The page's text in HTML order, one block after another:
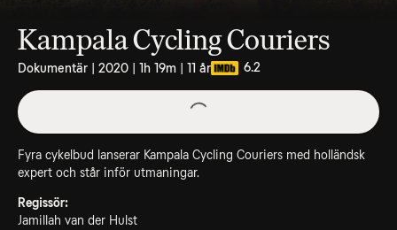
Kampala Cycling Couriers
Dokumentär | 2020 | 1h 19m | 11 år 6.2
Fyra cykelbud lanserar Kampala Cycling Couriers med holländsk
expert och står inför utmaningar.
Regissör:
Jamillah van der Hulst